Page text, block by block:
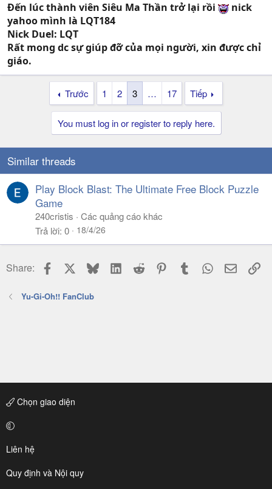
Đến lúc thành viên Siêu Ma Thần trở lại rồi
nick
yahoo mình là LQT184
Nick Duel: LQT
Rất mong dc sự giúp đỡ của mọi người, xin được chỉ
giáo.
Trước 1 2 3 … 17 Tiếp
You must log in or register to reply here.
Similar threads
Play Block Blast: The Ultimate Free Block Puzzle
Game
240cristis
Các quảng cáo khác
Trả lời 0 18/4/26
Share: Facebook BlueskyLinkedIn
Reddit PinterestTumblr WhatsApp
Email
Yu-Gi-Oh!! FanClub
Chọn giao diện
Liên hệ
Quy định và Nội quy